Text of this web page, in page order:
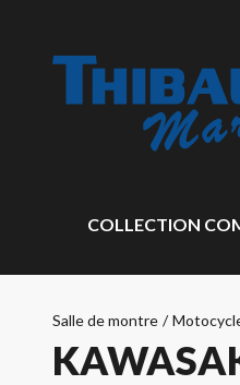
COLLECTION
Salle de montre /